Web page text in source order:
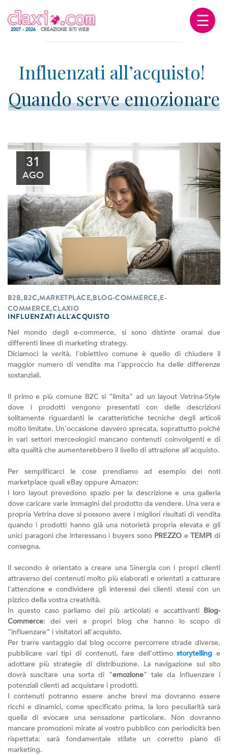
2007 - 2026 CREAZIONE SITI WEB ☰
Quando serve emozionare
31
AGO
B2B,B2C,MARKETPLACE,BLOG-COMMERCE,E-
COMMERCE,CLAXIO
INFLUENZATI ALL'ACQUISTO
Nel mondo degli e-commerce, si sono distinte oramai due
differenti linee di marketing strategy.
Diciamoci la verità, l'obiettivo comune è quello di chiudere il
maggior numero di vendite ma l'approccio ha delle differenze
sostanziali.
Il primo e più comune B2C si “limita” ad un layout Vetrina-Style
dove i prodotti vengono presentati con delle descrizioni
solitamente riguardanti le caratteristiche tecniche degli articoli
molto limitate. Un'occasione davvero sprecata, soprattutto poiché
in vari settori merceologici mancano contenuti coinvolgenti e di
alta qualità che aumenterebbero il livello di attrazione all'acquisto.
Per semplificarci le cose prendiamo ad esempio dei noti
marketplace quali eBay oppure Amazon:
I loro layout prevedono spazio per la descrizione e una galleria
dove caricare varie immagini del prodotto da vendere. Una vera e
propria Vetrina dove si possono avere i migliori risultati di vendita
quando i prodotti hanno già una notorietà propria elevata e gli
unici paragoni che interessano i buyers sono PREZZO eTEMPI di
consegna.
Il secondo è orientato a creare una Sinergia con i propri clienti
attraverso dei contenuti molto più elaborati e orientati a catturare
l'attenzione e condividere gli interessi dei clienti stessi con un
pizzico della vostra creatività.
In questo caso parliamo dei più articolati e accattivanti Blog-
Commerce: dei veri e propri blog che hanno lo scopo di
“influenzare” i visitatori all'acquisto.
Per trarre vantaggio dal blog occorre percorrere strade diverse,
pubblicare vari tipi di contenuti, fare dell'ottimostorytelling e
adottare più strategie di distribuzione. La navigazione sul sito
dovrà suscitare una sorta di “emozione” tale da influenzare i
potenziali clienti ad acquistare i prodotti.
I contenuti potranno essere anche brevi ma dovranno essere
ricchi e dinamici, come specificato prima, la loro peculiarità sarà
quella di evocare una sensazione particolare. Non dovranno
mancare promozioni mirate al vostro pubblico con periodicità ben
rispettata: sarà fondamentale stilate un corretto piano di
marketing.